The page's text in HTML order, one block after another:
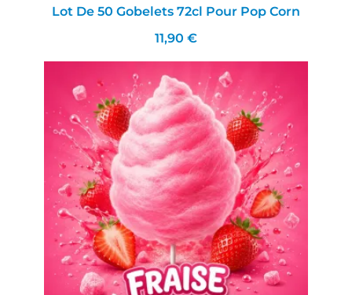
Lot De 50 Gobelets 72cl Pour Pop Corn
11,90 €